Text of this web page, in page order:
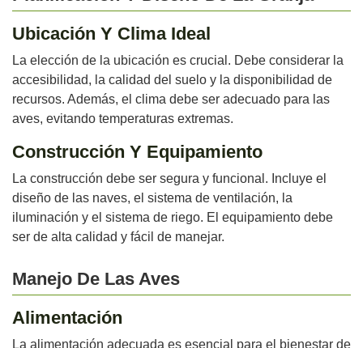
Ubicación Y Clima Ideal
La elección de la ubicación es crucial. Debe considerar la
accesibilidad, la calidad del suelo y la disponibilidad de
recursos. Además, el clima debe ser adecuado para las
aves, evitando temperaturas extremas.
Construcción Y Equipamiento
La construcción debe ser segura y funcional. Incluye el
diseño de las naves, el sistema de ventilación, la
iluminación y el sistema de riego. El equipamiento debe
ser de alta calidad y fácil de manejar.
Manejo De Las Aves
Alimentación
La alimentación adecuada es esencial para el bienestar de